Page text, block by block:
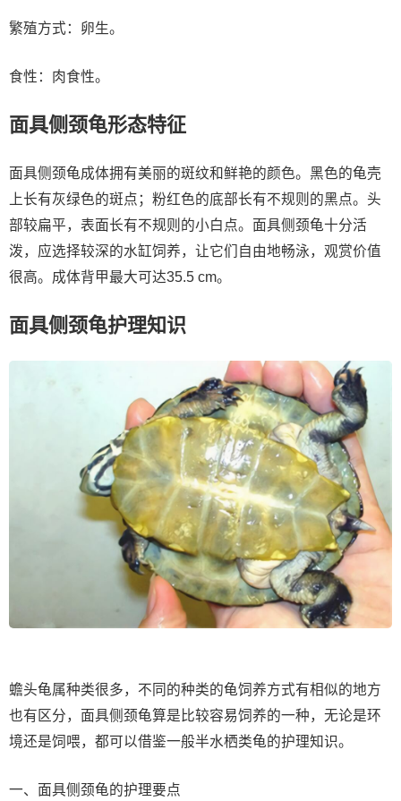
繁殖方式：卵生。
食性：肉食性。
面具侧颈龟形态特征
面具侧颈龟成体拥有美丽的斑纹和鲜艳的颜色。黑色的龟壳
上长有灰绿色的斑点；粉红色的底部长有不规则的黑点。头
部较扁平，表面长有不规则的小白点。面具侧颈龟十分活
泼，应选择较深的水缸饲养，让它们自由地畅泳，观赏价值
很高。成体背甲最大可达35.5 cm。
面具侧颈龟护理知识
蟾头龟属种类很多，不同的种类的龟饲养方式有相似的地方
也有区分，面具侧颈龟算是比较容易饲养的一种，无论是环
境还是饲喂，都可以借鉴一般半水栖类龟的护理知识。
一、面具侧颈龟的护理要点